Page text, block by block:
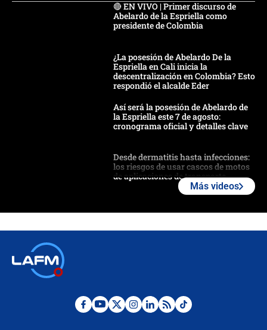
🔴 EN VIVO | Primer discurso de
Abelardo de la Espriella como
presidente de Colombia
¿La posesión de Abelardo De la
Espriella en Cali inicia la
descentralización en Colombia? Esto
respondió el alcalde Eder
Así será la posesión de Abelardo de
la Espriella este 7 de agosto:
cronograma oficial y detalles clave
Desde dermatitis hasta infecciones:
los riesgos de usar cascos de motos
de aplicaciones de transporte
Posesión de Abelardo De La Espriella
Más videos